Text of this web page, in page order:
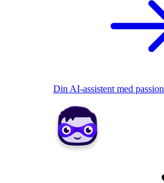
Din AI-assistent med